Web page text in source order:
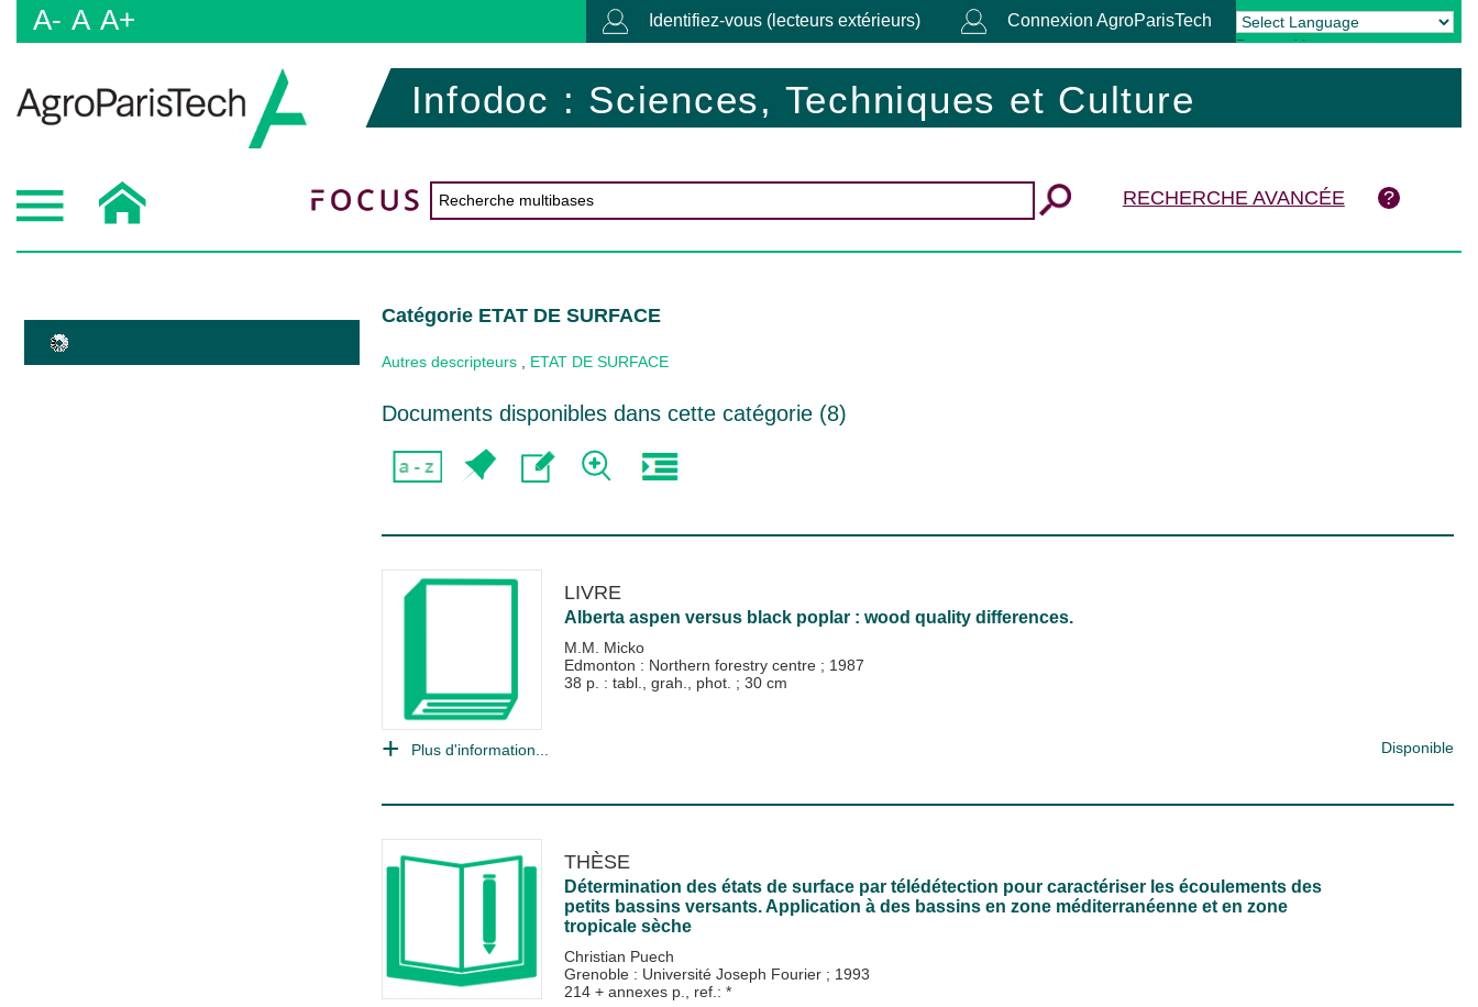
A- A A+ Identifiez-vous (lecteurs extérieurs) Connexion AgroParisTech
Powered by Translate
Infodoc : Sciences, Techniques et Culture
RECHERCHE AVANCÉE
Catégorie ETAT DE SURFACE
Autres descripteurs ETAT DE SURFACE
Documents disponibles dans cette catégorie (8)
LIVRE
Alberta aspen versus black poplar : wood quality differences.
M.M. Micko
Edmonton : Northern forestry centre ; 1987
38 p. : tabl., grah., phot. ; 30 cm
Plus d'information... Disponible
THÈSE
Détermination des états de surface par télédétection pour caractériser les écoulements des
petits bassins versants. Application à des bassins en zone méditerranéenne et en zone
tropicale sèche
Christian Puech
Grenoble : Université Joseph Fourier ; 1993
214 + annexes p., ref.: *